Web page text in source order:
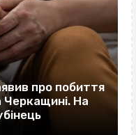
про побиття
Черкащині. На